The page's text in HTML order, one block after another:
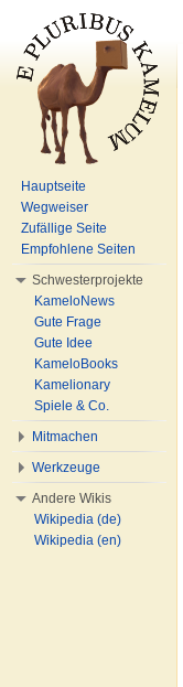
Hauptseite
Wegweiser
Zufällige Seite
Empfohlene Seiten
Schwesterprojekte
KameloNews
Gute Frage
Gute Idee
KameloBooks
Kamelionary
Spiele & Co.
Mitmachen
Werkzeuge
Andere Wikis
Wikipedia (de)
Wikipedia (en)